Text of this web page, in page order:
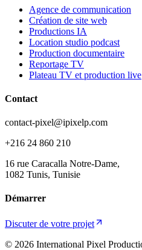
Agence de communication
Création de site web
Productions IA
Location studio podcast
Production documentaire
Reportage TV
Plateau TV et production live
Contact
contact-pixel@ipixelp.com
+216 24 860 210
16 rue Caracalla Notre-Dame,
1082 Tunis, Tunisie
Démarrer
Discuter de votre projet
© 2026 International Pixel